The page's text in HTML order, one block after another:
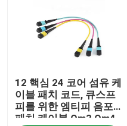
12 핵심 24 코어 섬유 케
이블 패치 코드, 큐스프
피를 위한 엠티피 음포
패치 케이블 Om3 Om4